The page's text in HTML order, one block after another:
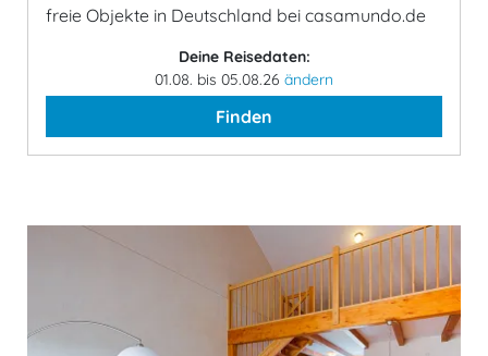
freie Objekte in Deutschland bei casamundo.de
Deine Reisedaten:
01.08. bis 05.08.26 ändern
Finden